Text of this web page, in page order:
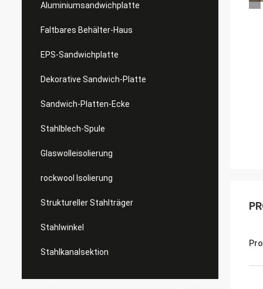
Aluminiumsandwichplatte
Faltbares Behälter-Haus
EPS-Sandwichplatte
Dekorative Sandwich-Platte
Sandwich-Platten-Ecke
Stahlblech-Spule
Glaswolleisolierung
rockwool Isolierung
Struktureller Stahlträger
Stahlwinkel
Stahlkanalsektion